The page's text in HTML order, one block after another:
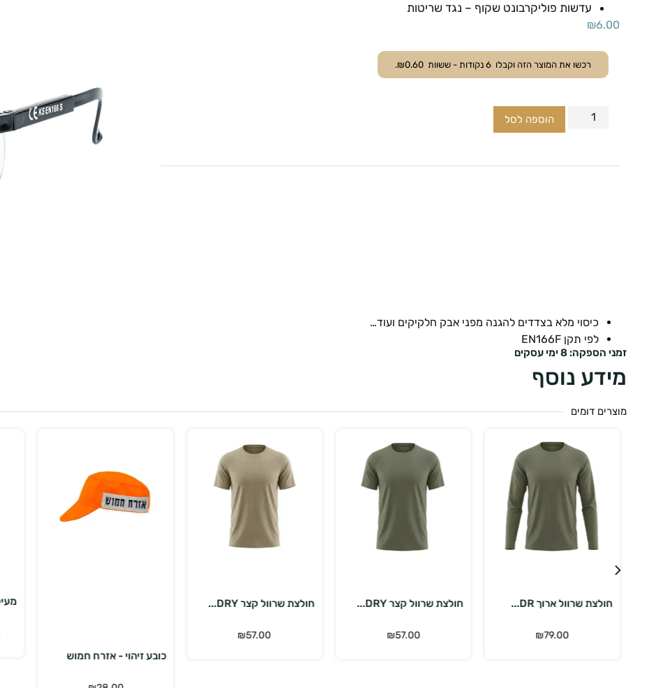
עדשות פוליקרבונט שקוף – נגד שריטות
₪6.00
רכשו את המוצר הזה וקבלו 6 נקודות - ששוות ₪0.60
.
הוספה לסל
כיסוי מלא בצדדים להגנה מפני אבק חלקיקים ועוד…
לפי תקן EN166F
זמני הספקה: 8 ימי עסקים
מידע נוסף
מוצרים דומים
חולצת שרוול קצר DRY...
₪57.00
חולצת שרוול קצר DRY...
₪57.00
הוספה לסל